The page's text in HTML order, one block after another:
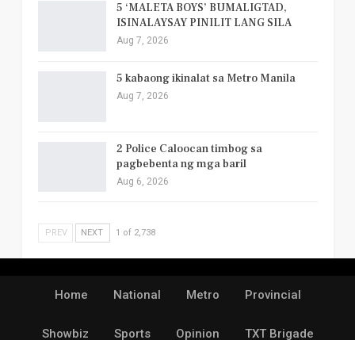
5 ‘MALETA BOYS’ BUMALIGTAD,
ISINALAYSAY PINILIT LANG SILA
Aug 7, 2026
5 kabaong ikinalat sa Metro Manila
Aug 7, 2026
2 Police Caloocan timbog sa
pagbebenta ng mga baril
Aug 6, 2026
PREV NEXT 1 of 2,738
Home National Metro Provincial
Showbiz Sports Opinion TXT Brigade